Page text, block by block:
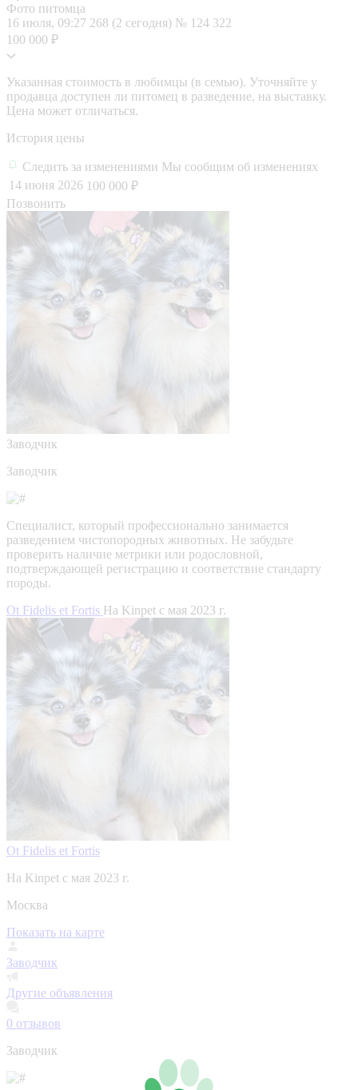
Фото питомца
16 июля, 09:27 268 (2 сегодня) № 124 322
100 000 ₽
Указанная стоимость в любимцы (в семью). Уточняйте у
продавца доступен ли питомец в разведение, на выставку.
Цена может отличаться.
История цены
Следить за изменениями Мы сообщим об изменениях
14 июня 2026 100 000 ₽
Позвонить
Заводчик
Заводчик
Специалист, который профессионально занимается
разведением чистопородных животных. Не забудьте
проверить наличие метрики или родословной,
подтверждающей регистрацию и соответствие стандарту
породы.
Ot Fidelis et Fortis На Kinpet c мая 2023 г.
Ot Fidelis et Fortis
На Kinpet c мая 2023 г.
Москва
Показать на карте
Заводчик
Другие объявления
0 отзывов
Заводчик